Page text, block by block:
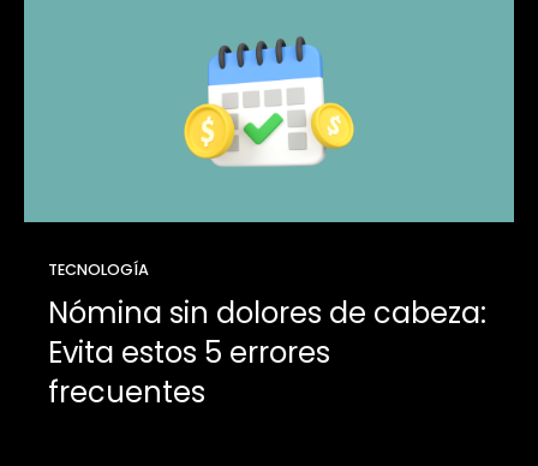
TECNOLOGÍA
Nómina sin dolores de cabeza:
Evita estos 5 errores
frecuentes